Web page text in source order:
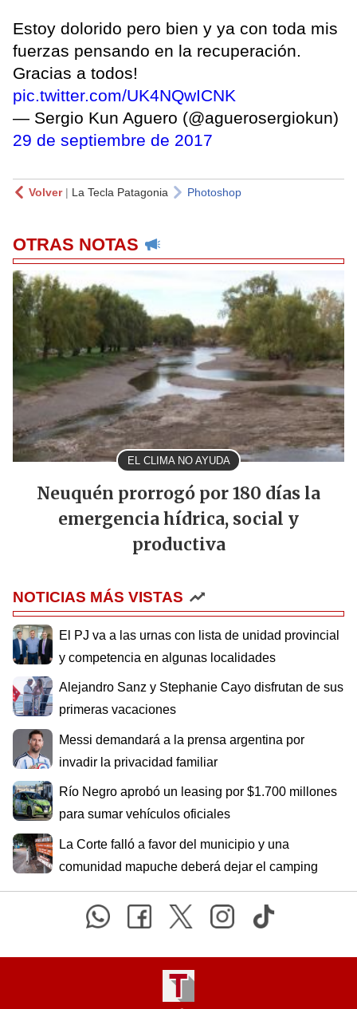
Estoy dolorido pero bien y ya con toda mis
fuerzas pensando en la recuperación.
Gracias a todos!
pic.twitter.com/UK4NQwICNK
— Sergio Kun Aguero (@aguerosergiokun)
29 de septiembre de 2017
Volver| La Tecla Patagonia Photoshop
OTRAS NOTAS
EL CLIMA NO AYUDA
Neuquén prorrogó por 180 días la
emergencia hídrica, social y
productiva
NOTICIAS MÁS VISTAS
El PJ va a las urnas con lista de unidad provincial
y competencia en algunas localidades
Alejandro Sanz y Stephanie Cayo disfrutan de sus
primeras vacaciones
Messi demandará a la prensa argentina por
invadir la privacidad familiar
Río Negro aprobó un leasing por $1.700 millones
para sumar vehículos oficiales
La Corte falló a favor del municipio y una
comunidad mapuche deberá dejar el camping